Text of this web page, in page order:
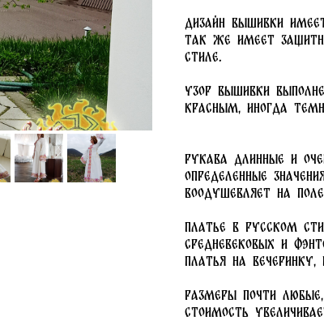
Дизайн вышивки
так же имеет
стиле.
Узор вышивки
красным, иногда
Рукава длинные и
определенные
Воодушевляет на
Платье в русском
средневековых и
платья на
Размеры почти
стоимость